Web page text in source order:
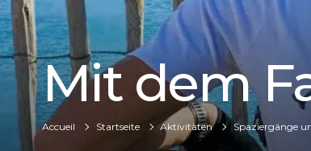
Mit dem
Accueil Startseite Aktivitäten Spaziergänge